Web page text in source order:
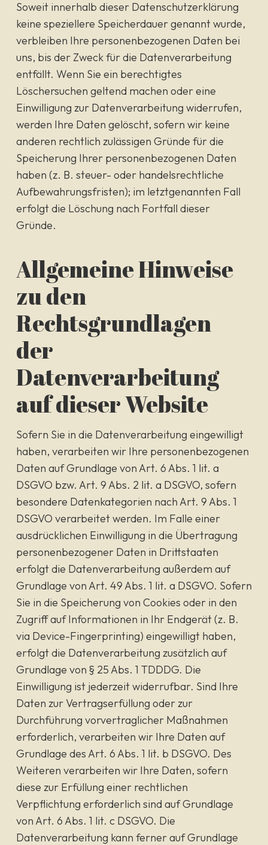
Soweit innerhalb dieser Datenschutzerklärung
keine speziellere Speicherdauer genannt wurde,
verbleiben Ihre personenbezogenen Daten bei
uns, bis der Zweck für die Datenverarbeitung
entfällt. Wenn Sie ein berechtigtes
Löschersuchen geltend machen oder eine
Einwilligung zur Datenverarbeitung widerrufen,
werden Ihre Daten gelöscht, sofern wir keine
anderen rechtlich zulässigen Gründe für die
Speicherung Ihrer personenbezogenen Daten
haben (z. B. steuer- oder handelsrechtliche
Aufbewahrungsfristen); im letztgenannten Fall
erfolgt die Löschung nach Fortfall dieser
Gründe.
Allgemeine Hinweise
zu den
Rechtsgrundlagen
der
Datenverarbeitung
auf dieser Website
Sofern Sie in die Datenverarbeitung eingewilligt
haben, verarbeiten wir Ihre personenbezogenen
Daten auf Grundlage von Art. 6 Abs. 1 lit. a
DSGVO bzw. Art. 9 Abs. 2 lit. a DSGVO, sofern
besondere Datenkategorien nach Art. 9 Abs. 1
DSGVO verarbeitet werden. Im Falle einer
ausdrücklichen Einwilligung in die Übertragung
personenbezogener Daten in Drittstaaten
erfolgt die Datenverarbeitung außerdem auf
Grundlage von Art. 49 Abs. 1 lit. a DSGVO. Sofern
Sie in die Speicherung von Cookies oder in den
Zugriff auf Informationen in Ihr Endgerät (z. B.
via Device-Fingerprinting) eingewilligt haben,
erfolgt die Datenverarbeitung zusätzlich auf
Grundlage von § 25 Abs. 1 TDDDG. Die
Einwilligung ist jederzeit widerrufbar. Sind Ihre
Daten zur Vertragserfüllung oder zur
Durchführung vorvertraglicher Maßnahmen
erforderlich, verarbeiten wir Ihre Daten auf
Grundlage des Art. 6 Abs. 1 lit. b DSGVO. Des
Weiteren verarbeiten wir Ihre Daten, sofern
diese zur Erfüllung einer rechtlichen
Verpflichtung erforderlich sind auf Grundlage
von Art. 6 Abs. 1 lit. c DSGVO. Die
Datenverarbeitung kann ferner auf Grundlage